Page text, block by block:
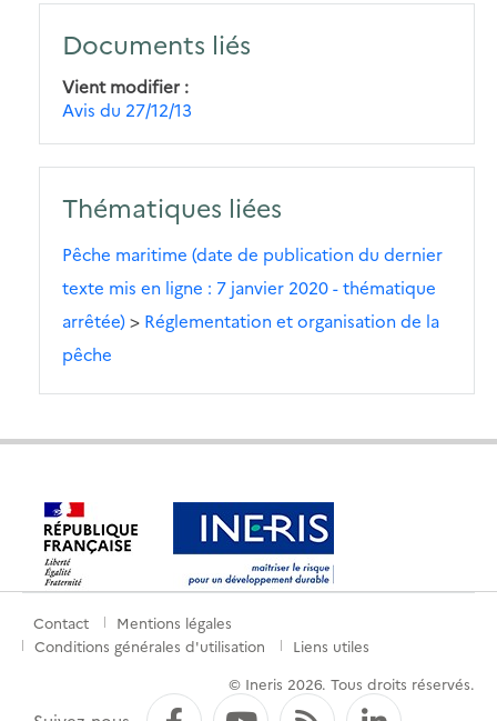
Documents liés
Vient modifier
Avis du 27/12/13
Thématiques liées
Pêche maritime (date de publication du dernier
texte mis en ligne : 7 janvier 2020 - thématique
arrêtée)> Réglementation et organisation de la
pêche
Menu
pied
Contact
Mentions légales
Conditions générales d'utilisation
Liens utiles
© Ineris 2026. Tous droits réservés.